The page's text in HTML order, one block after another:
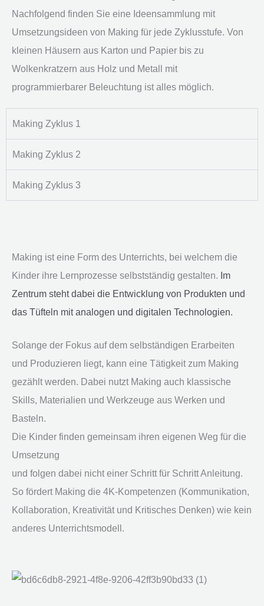
Nachfolgend finden Sie eine Ideensammlung mit
Umsetzungsideen von Making für jede Zyklusstufe. Von
kleinen Häusern aus Karton und Papier bis zu
Wolkenkratzern aus Holz und Metall mit
programmierbarer Beleuchtung ist alles möglich.
Making Zyklus 1
Making Zyklus 2
Making Zyklus 3
Making ist eine Form des Unterrichts, bei welchem die
Kinder ihre Lernprozesse selbstständig gestalten. Im
Zentrum steht dabei die Entwicklung von Produkten und
das Tüfteln mit analogen und digitalen Technologien.
Solange der Fokus auf dem selbständigen Erarbeiten
und Produzieren liegt, kann eine Tätigkeit zum Making
gezählt werden. Dabei nutzt Making auch klassische
Skills, Materialien und Werkzeuge aus Werken und
Basteln.
Die Kinder finden gemeinsam ihren eigenen Weg für die
Umsetzung
und folgen dabei nicht einer Schritt für Schritt Anleitung.
So fördert Making die 4K-Kompetenzen (Kommunikation,
Kollaboration, Kreativität und Kritisches Denken) wie kein
anderes Unterrichtsmodell.